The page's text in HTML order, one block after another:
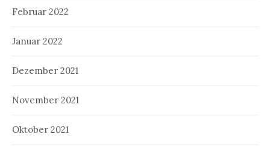
Februar 2022
Januar 2022
Dezember 2021
November 2021
Oktober 2021